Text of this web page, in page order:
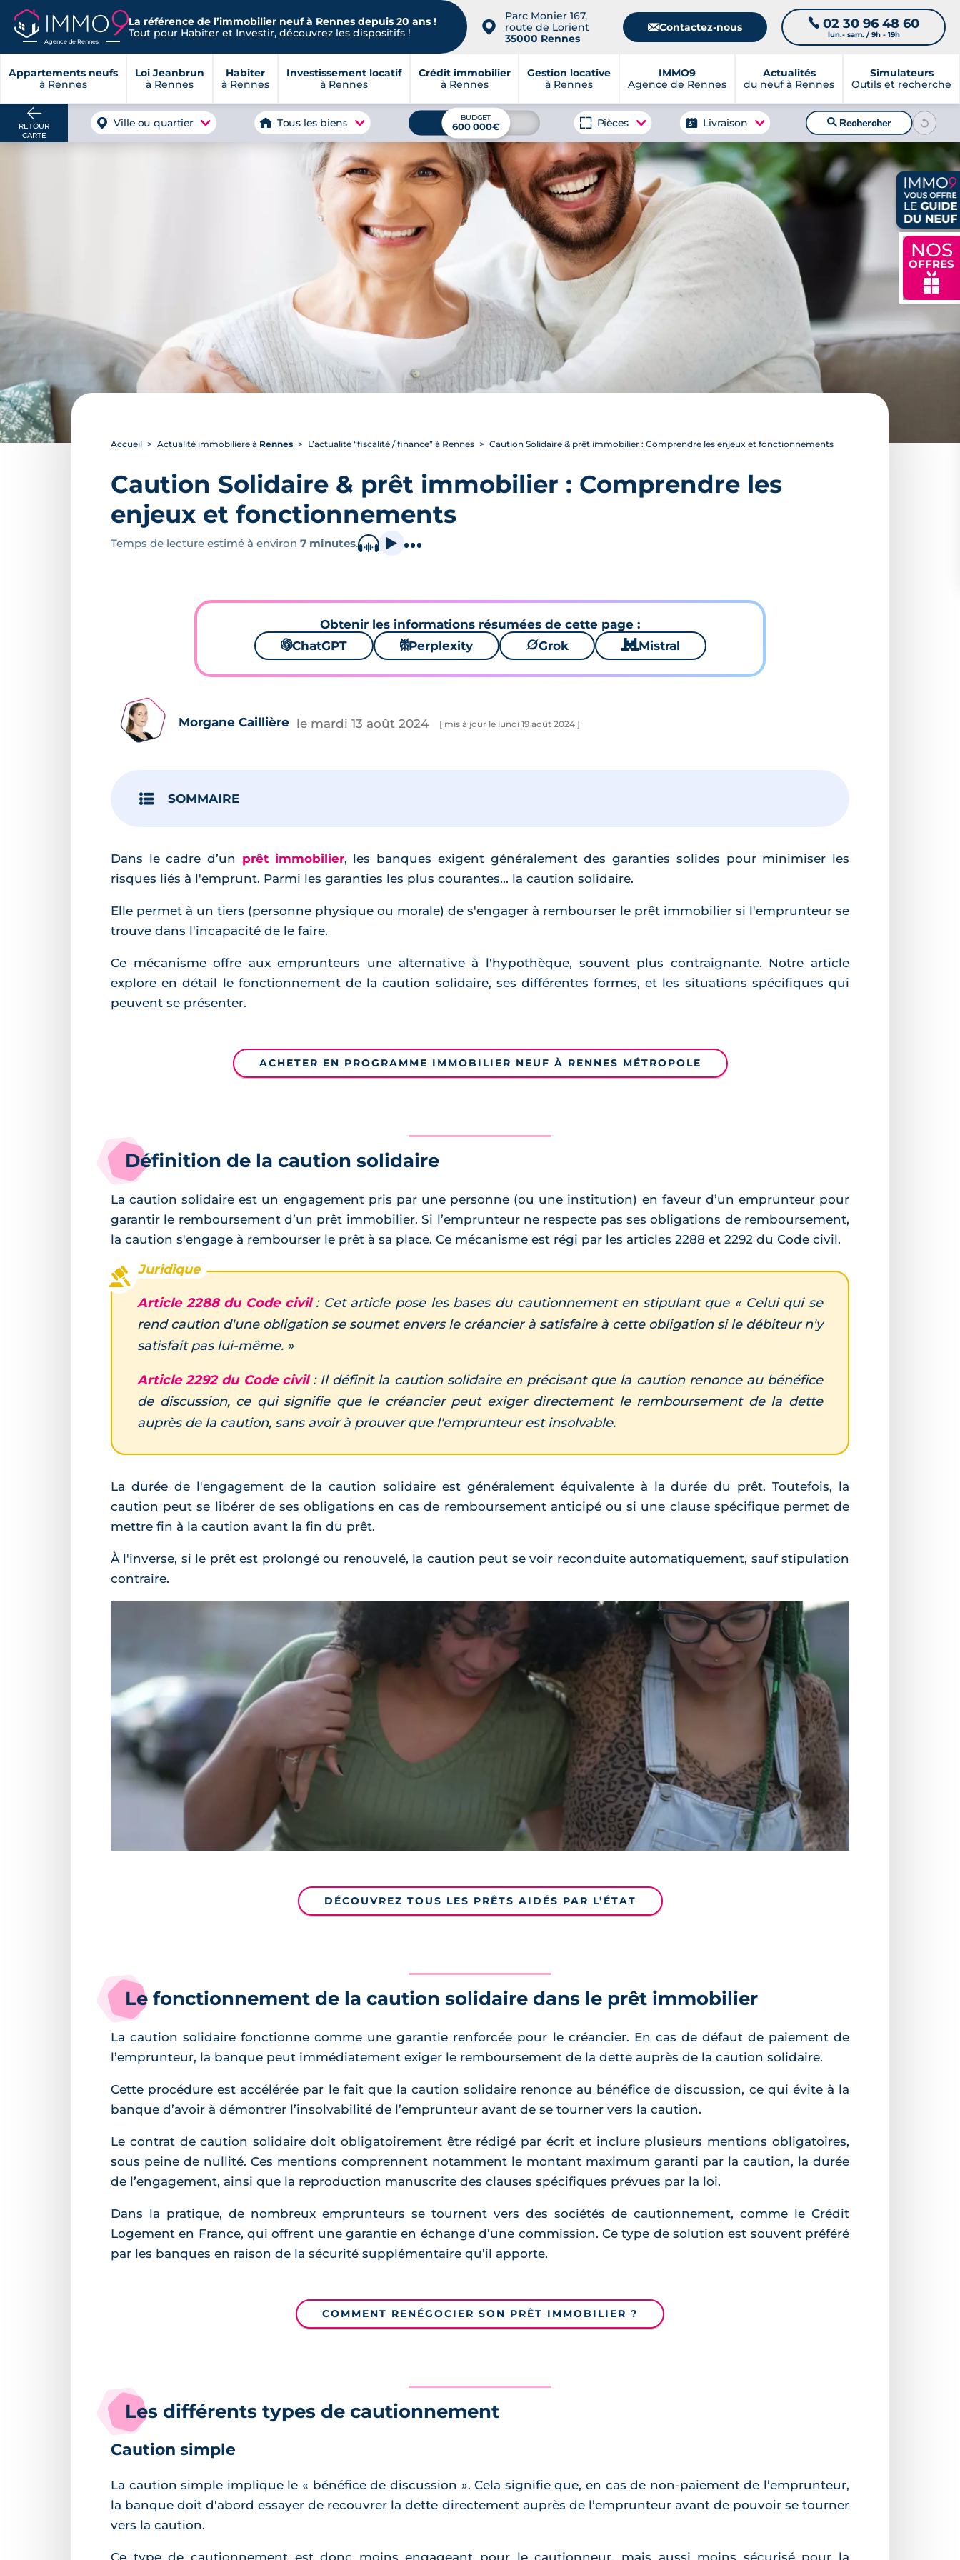
Agence de Rennes
La référence de l’immobilier neuf à Rennes depuis 20 ans !
Tout pour Habiter et Investir, découvrez les dispositifs !
📍
Parc Monier 167,
route de Lorient
35000 Rennes
📧Contactez-nous 📞 02 30 96 48 60
lun.- sam. / 9h - 19h
Appartements neufs
à Rennes
Loi Jeanbrun
à Rennes
Habiter
à Rennes
Investissement locatif
à Rennes
Crédit immobilier
à Rennes
Gestion locative
à Rennes
IMMO9
Agence de Rennes
Actualités
du neuf à Rennes
Simulateurs
Outils et recherche
NOS
OFFRES
🎁
RETOUR
CARTE
Ville ou quartier Tous les biens BUDGET
600 000€ Pièces Livraison 🔍Rechercher
Accueil Actualité immobilière à Rennes L’actualité “fiscalité / finance” à Rennes Caution Solidaire & prêt immobilier : Comprendre les enjeux et fonctionnements
Caution Solidaire & prêt immobilier : Comprendre les
enjeux et fonctionnements
Temps de lecture estimé à environ 7 minutes.
Obtenir les informations résumées de cette page :
🌌ChatGPT ⚙Perplexity 🪐Grok 🐱 Mistral
Morgane Caillière le mardi 13 août 2024 [ mis à jour le lundi 19 août 2024 ]
SOMMAIRE
Dans le cadre d’un prêt immobilier, les banques exigent généralement des garanties solides pour minimiser les
risques liés à l'emprunt. Parmi les garanties les plus courantes... la caution solidaire.
Elle permet à un tiers (personne physique ou morale) de s'engager à rembourser le prêt immobilier si l'emprunteur se
trouve dans l'incapacité de le faire.
Ce mécanisme offre aux emprunteurs une alternative à l'hypothèque, souvent plus contraignante. Notre article
explore en détail le fonctionnement de la caution solidaire, ses différentes formes, et les situations spécifiques qui
peuvent se présenter.
ACHETER EN PROGRAMME IMMOBILIER NEUF À RENNES MÉTROPOLE
Définition de la caution solidaire
La caution solidaire est un engagement pris par une personne (ou une institution) en faveur d’un emprunteur pour
garantir le remboursement d’un prêt immobilier. Si l’emprunteur ne respecte pas ses obligations de remboursement,
la caution s'engage à rembourser le prêt à sa place. Ce mécanisme est régi par les articles 2288 et 2292 du Code civil.
Article 2288 du Code civil: Cet article pose les bases du cautionnement en stipulant que « Celui qui se
rend caution d'une obligation se soumet envers le créancier à satisfaire à cette obligation si le débiteur n'y
satisfait pas lui-même. »
Article 2292 du Code civil: Il définit la caution solidaire en précisant que la caution renonce au bénéfice
de discussion, ce qui signifie que le créancier peut exiger directement le remboursement de la dette
auprès de la caution, sans avoir à prouver que l'emprunteur est insolvable.
La durée de l'engagement de la caution solidaire est généralement équivalente à la durée du prêt. Toutefois, la
caution peut se libérer de ses obligations en cas de remboursement anticipé ou si une clause spécifique permet de
mettre fin à la caution avant la fin du prêt.
À l'inverse, si le prêt est prolongé ou renouvelé, la caution peut se voir reconduite automatiquement, sauf stipulation
contraire.
DÉCOUVREZ TOUS LES PRÊTS AIDÉS PAR L’ÉTAT
Le fonctionnement de la caution solidaire dans le prêt immobilier
La caution solidaire fonctionne comme une garantie renforcée pour le créancier. En cas de défaut de paiement de
l’emprunteur, la banque peut immédiatement exiger le remboursement de la dette auprès de la caution solidaire.
Cette procédure est accélérée par le fait que la caution solidaire renonce au bénéfice de discussion, ce qui évite à la
banque d’avoir à démontrer l’insolvabilité de l’emprunteur avant de se tourner vers la caution.
Le contrat de caution solidaire doit obligatoirement être rédigé par écrit et inclure plusieurs mentions obligatoires,
sous peine de nullité. Ces mentions comprennent notamment le montant maximum garanti par la caution, la durée
de l’engagement, ainsi que la reproduction manuscrite des clauses spécifiques prévues par la loi.
Dans la pratique, de nombreux emprunteurs se tournent vers des sociétés de cautionnement, comme le Crédit
Logement en France, qui offrent une garantie en échange d’une commission. Ce type de solution est souvent préféré
par les banques en raison de la sécurité supplémentaire qu’il apporte.
COMMENT RENÉGOCIER SON PRÊT IMMOBILIER ?
Les différents types de cautionnement
Caution simple
La caution simple implique le « bénéfice de discussion ». Cela signifie que, en cas de non-paiement de l’emprunteur,
la banque doit d'abord essayer de recouvrer la dette directement auprès de l’emprunteur avant de pouvoir se tourner
vers la caution.